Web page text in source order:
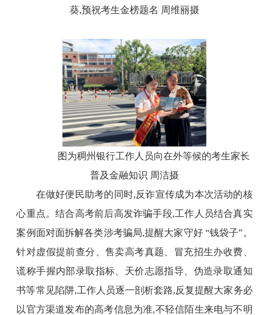
葵,预祝考生金榜题名 周维丽摄
图为稠州银行工作人员向在外等候的考生家长
普及金融知识 周洁摄
在做好便民助考的同时,反诈宣传成为本次活动的核
心重点。结合高考前后高发诈骗手段,工作人员结合真实
案例面对面拆解各类涉考骗局,提醒大家守好 “钱袋子”。
针对虚假提前查分、售卖高考真题、冒充招生办收费、
谎称手握内部录取指标、天价志愿指导、伪造录取通知
书等常见陷阱,工作人员逐一剖析套路,反复提醒大家务必
以官方渠道发布的高考信息为准,不轻信陌生来电与不明